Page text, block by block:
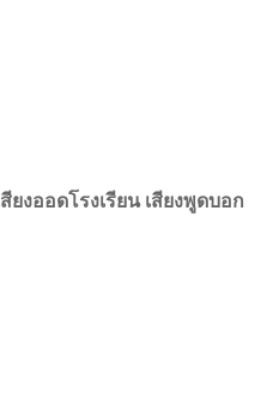
ยงออดโรงเรียน เสียงพูดบอก